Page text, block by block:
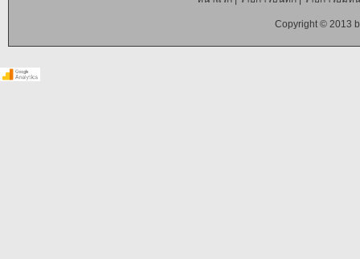
Copyright © 2013